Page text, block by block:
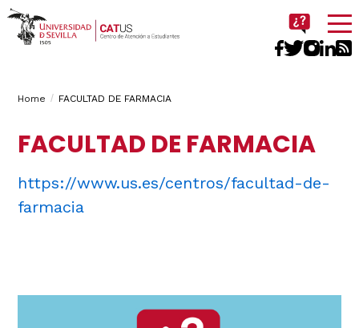
Imagen
Breadcrumbs
You
here:
Home FACULTAD DE FARMACIA
FACULTAD DE FARMACIA
https://www.us.es/centros/facultad-de-
farmacia